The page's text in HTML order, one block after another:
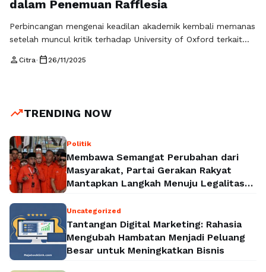
dalam Penemuan Rafflesia
Perbincangan mengenai keadilan akademik kembali memanas
setelah muncul kritik terhadap University of Oxford terkait
Sumatera. Unggahan resmi dari institusi tersebut dianggap
memunculkan tuntutan luas agar Oxford …
person Citra• calendar_today 26/11/2025
trending_upTRENDING NOW
Politik
Membawa Semangat Perubahan dari
Masyarakat, Partai Gerakan Rakyat
Mantapkan Langkah Menuju Legalitas
Uncategorized
Tantangan Digital Marketing: Rahasia
Mengubah Hambatan Menjadi Peluang
Besar untuk Meningkatkan Bisnis